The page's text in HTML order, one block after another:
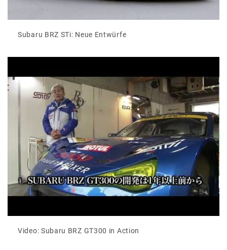
Subaru BRZ STi: Neue Entwürfe
Video: Subaru BRZ GT300 in Action